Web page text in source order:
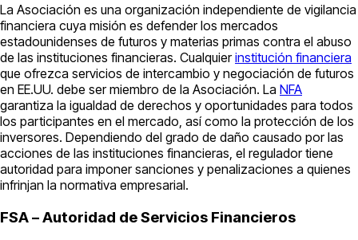
La Asociación es una organización independiente de vigilancia
financiera cuya misión es defender los mercados
estadounidenses de futuros y materias primas contra el abuso
de las instituciones financieras. Cualquierinstitución financiera
que ofrezca servicios de intercambio y negociación de futuros
en EE.UU. debe ser miembro de la Asociación. La NFA
garantiza la igualdad de derechos y oportunidades para todos
los participantes en el mercado, así como la protección de los
inversores. Dependiendo del grado de daño causado por las
acciones de las instituciones financieras, el regulador tiene
autoridad para imponer sanciones y penalizaciones a quienes
infrinjan la normativa empresarial.
FSA – Autoridad de Servicios Financieros